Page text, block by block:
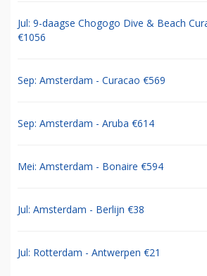
Jul: 9-daagse Chogogo Dive & Beach
€1056
Sep: Amsterdam - Curacao €569
Sep: Amsterdam - Aruba €614
Mei: Amsterdam - Bonaire €594
Jul: Amsterdam - Berlijn €38
Jul: Rotterdam - Antwerpen €21